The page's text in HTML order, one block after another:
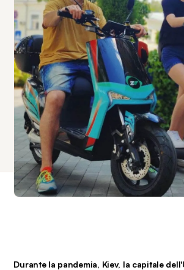
Durante la pandemia, Kiev, la capitale